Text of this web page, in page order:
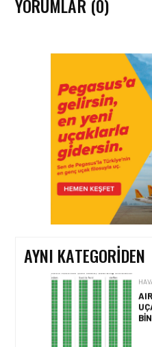
YORUMLAR (0)
AYNI KATEGORIDEN